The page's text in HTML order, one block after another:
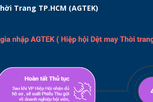
Trang TP.HCM (AGTEK)